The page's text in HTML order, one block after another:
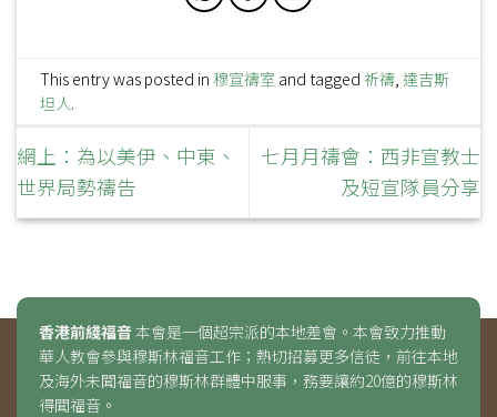
This entry was posted in穆宣禱室 and tagged祈禱 達吉斯
坦人.
網上：為以美伊、中東、
世界局勢禱告
七月月禱會：西非宣教士
及短宣隊員分享
香港前綫福音本會是一個超宗派的本地差會。本會致力推動
華人教會參與穆斯林福音工作；熱切招募更多信徒，前往本地
及海外未聞福音的穆斯林群體中服事，務要讓約20億的穆斯林
得聞福音。